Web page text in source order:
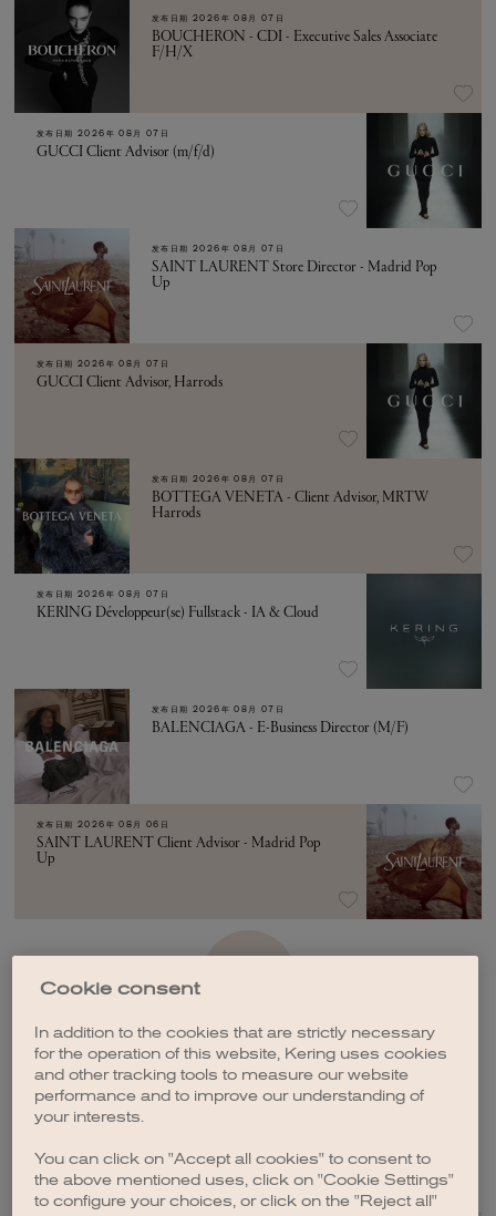
发布日期 2026年 08月 07日
BOUCHERON - CDI - Executive Sales Associate
F/H/X
发布日期 2026年 08月 07日
GUCCI Client Advisor (m/f/d)
发布日期 2026年 08月 07日
SAINT LAURENT Store Director - Madrid Pop
Up
发布日期 2026年 08月 07日
GUCCI Client Advisor, Harrods
发布日期 2026年 08月 07日
BOTTEGA VENETA - Client Advisor, MRTW
Harrods
发布日期 2026年 08月 07日
KERING Développeur(se) Fullstack - IA & Cloud
发布日期 2026年 08月 07日
BALENCIAGA - E-Business Director (M/F)
发布日期 2026年 08月 06日
SAINT LAURENT Client Advisor - Madrid Pop
Up
Cookie consent
In addition to the cookies that are strictly necessary
for the operation of this website, Kering uses cookies
and other tracking tools to measure our website
performance and to improve our understanding of
your interests.
You can click on "Accept all cookies" to consent to
the above mentioned uses, click on "Cookie Settings"
to configure your choices, or click on the "Reject all"